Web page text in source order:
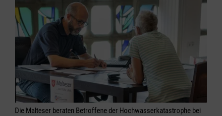
Die Malteser beraten Betroffene der Hochwasserkatastrophe bei